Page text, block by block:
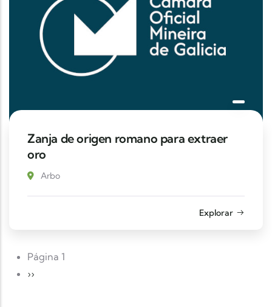
Zanja de origen romano para extraer
oro
Arbo
Explorar
Paginación
Página 1
Siguiente página
››